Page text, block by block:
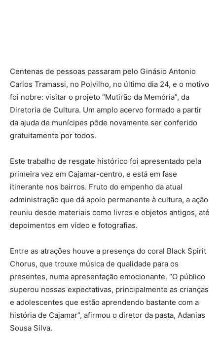
Centenas de pessoas passaram pelo Ginásio Antonio
Carlos Tramassi, no Polvilho, no último dia 24, e o motivo
foi nobre: visitar o projeto “Mutirão da Memória”, da
Diretoria de Cultura. Um amplo acervo formado a partir
da ajuda de munícipes pôde novamente ser conferido
gratuitamente por todos.
Este trabalho de resgate histórico foi apresentado pela
primeira vez em Cajamar-centro, e está em fase
itinerante nos bairros. Fruto do empenho da atual
administração que dá apoio permanente à cultura, a ação
reuniu desde materiais como livros e objetos antigos, até
depoimentos em vídeo e fotografias.
Entre as atrações houve a presença do coral Black Spirit
Chorus, que trouxe música de qualidade para os
presentes, numa apresentação emocionante. “O público
superou nossas expectativas, principalmente as crianças
e adolescentes que estão aprendendo bastante com a
história de Cajamar”, afirmou o diretor da pasta, Adanias
Sousa Silva.